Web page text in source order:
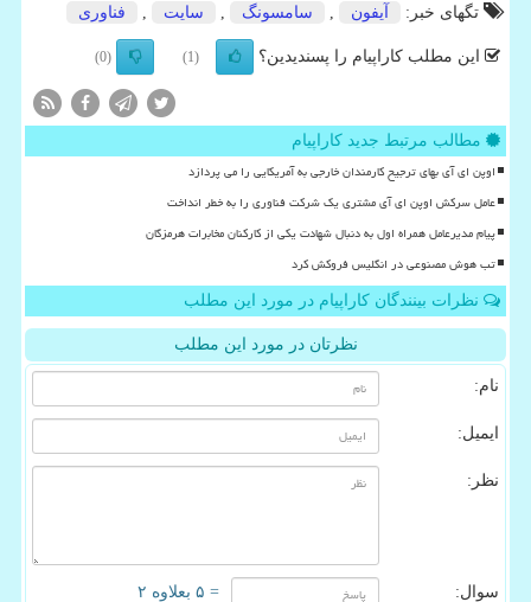
تگهای خبر:
آیفون سامسونگ سایت فناوری
این مطلب کاراپیام را پسندیدین؟ (1)
(0)
مطالب مرتبط جدید کاراپیام
اوپن ای آی بهای ترجیح کارمندان خارجی به آمریکایی را می پردازد
عامل سرکش اوپن ای آی مشتری یک شرکت فناوری را به خطر انداخت
پیام مدیرعامل همراه اول به دنبال شهادت یکی از کارکنان مخابرات هرمزگان
تب هوش مصنوعی در انگلیس فروکش کرد
نظرات بینندگان کاراپیام در مورد این مطلب
نظرتان در مورد این مطلب
نام:
ایمیل:
نظر:
سوال: = ۵ بعلاوه ۲